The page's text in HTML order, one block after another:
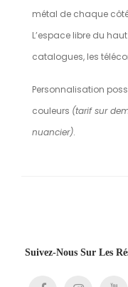
métal de chaque
L’espace libre du
catalogues, les
Personnalisation
couleurs (tarif sur
nuancier).
Suivez-Nous Sur Les